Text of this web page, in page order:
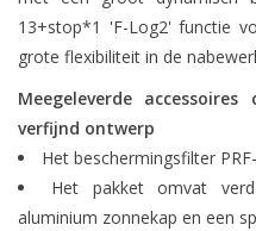
13+stop*1 'F-Log2' functie
grote flexibiliteit in de
Meegeleverde
verfijnd ontwerp
Het beschermingsfilter
Het pakket omvat
aluminium zonnekap en een